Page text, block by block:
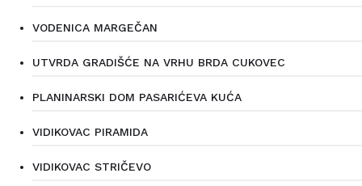
VODENICA MARGEČAN
UTVRDA GRADIŠĆE NA VRHU BRDA CUKOVEC
PLANINARSKI DOM PASARIĆEVA KUĆA
VIDIKOVAC PIRAMIDA
VIDIKOVAC STRIČEVO